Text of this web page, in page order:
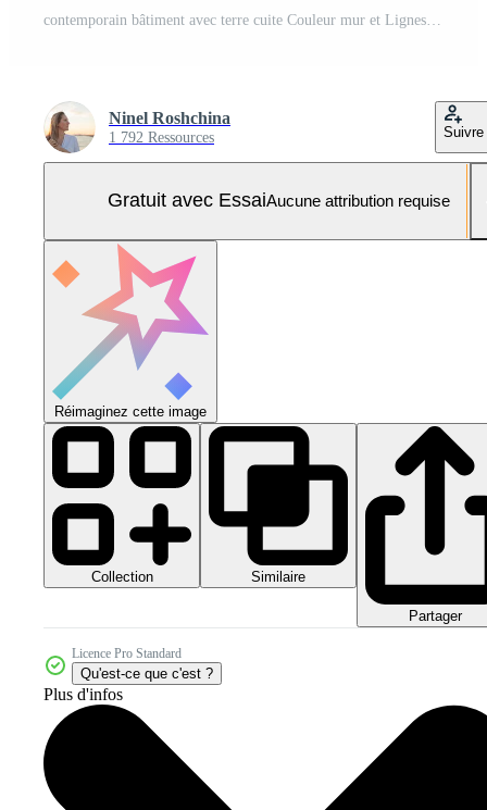
Ninel Roshchina
1 792 Ressources Suivre
Gratuit avec EssaiAucune attribution requise
Réimaginez cette image
Collection Similaire
Partager
Licence Pro Standard
Qu'est-ce que c'est ?
Plus d'infos